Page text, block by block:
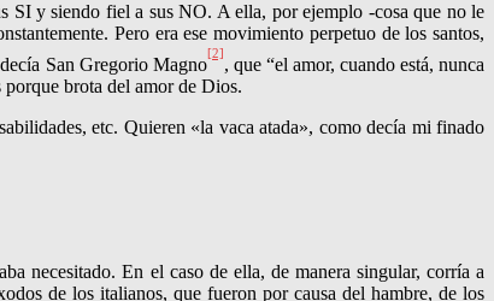
SI y siendo fiel a sus NO. A ella, por ejemplo -cosa que no le
Pero era ese movimiento perpetuo de los santos,
San Gregorio Magno
[2]
, que “el amor, cuando está, nunca
porque brota del amor de Dios.
etc. Quieren «la vaca atada», como decía mi finado
necesitado. En el caso de ella, de manera singular, corría a
de los italianos, que fueron por causa del hambre, de los